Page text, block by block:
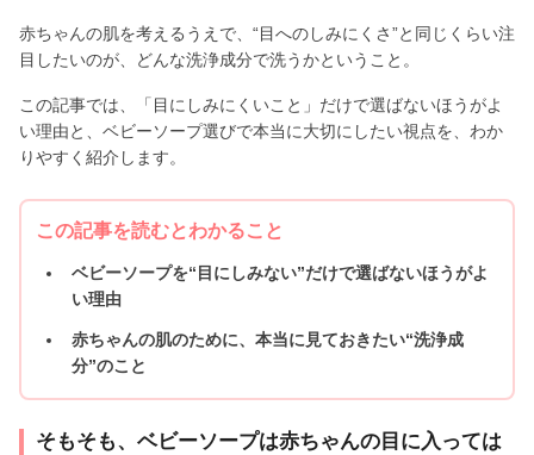
赤ちゃんの肌を考えるうえで、“目へのしみにくさ”と同じくらい注
目したいのが、どんな洗浄成分で洗うかということ。
この記事では、「目にしみにくいこと」だけで選ばないほうがよ
い理由と、ベビーソープ選びで本当に大切にしたい視点を、わか
りやすく紹介します。
この記事を読むとわかること
ベビーソープを“目にしみない”だけで選ばないほうがよ
い理由
赤ちゃんの肌のために、本当に見ておきたい“洗浄成
分”のこと
そもそも、ベビーソープは赤ちゃんの目に入っては